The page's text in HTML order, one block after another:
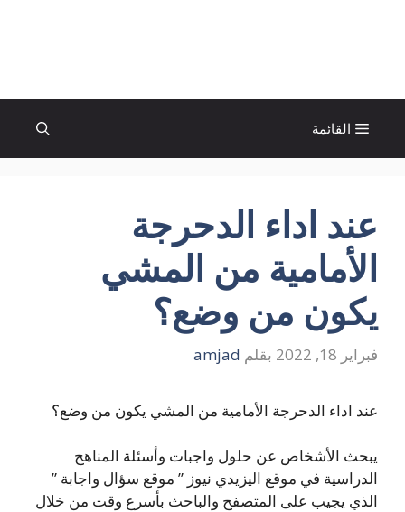
القائمة
عند اداء الدحرجة
الأمامية من المشي
يكون من وضع؟
فبراير 18, 2022 بقلم amjad
عند اداء الدحرجة الأمامية من المشي يكون من وضع؟
يبحث الأشخاص عن حلول واجبات وأسئلة المناهج
الدراسية في موقع اليزيدي نيوز ” موقع سؤال واجابة ”
الذي يجيب على المتصفح والباحث بأسرع وقت من خلال